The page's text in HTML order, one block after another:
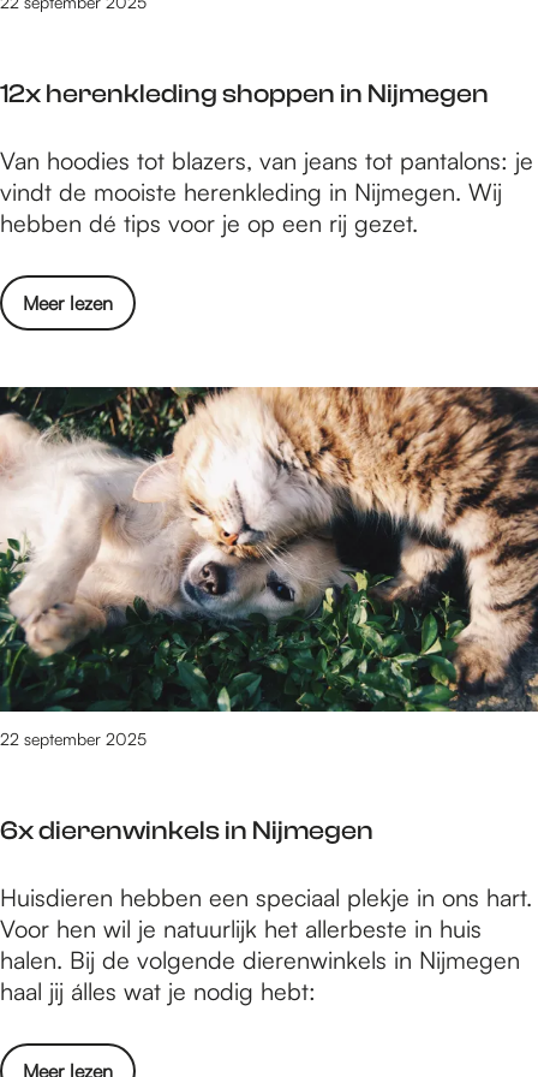
v
o
r
n
t
r
k
a
a
s
r
d
u
c
e
n
o
r
S
t
e
r
k
l
a
12x herenkleding shoppen in Nijmegen
1
2
x
e
r
k
l
e
i
n
g
s
h
o
p
p
n
i
N
j
m
g
Van hoodies tot blazers, van jeans tot pantalons: je
vindt de mooiste herenkleding in Nijmegen. Wij
hebben dé tips voor je op een rij gezet.
Meer lezen
o
v
r
1
2
h
e
r
e
n
k
l
e
n
s
h
o
p
e
6x dierenwinkels in Nijmegen
22 september 2025
6
x
d
i
r
Huisdieren hebben een speciaal plekje in ons hart.
Voor hen wil je natuurlijk het allerbeste in huis
halen. Bij de volgende dierenwinkels in Nijmegen
haal jij álles wat je nodig hebt:
Meer lezen
o